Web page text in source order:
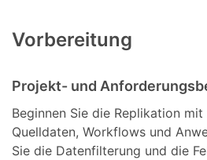
Vorbereitung
Projekt- und
Beginnen Sie die Replikation
Quelldaten, Workflows und
Sie die Datenfilterung und die